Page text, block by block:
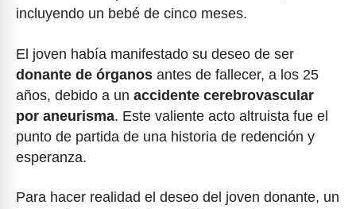
incluyendo un bebé de cinco meses.
El joven había manifestado su deseo de ser
donante de órganos antes de fallecer, a los 25
años, debido a un accidente cerebrovascular
por aneurisma. Este valiente acto altruista fue el
punto de partida de una historia de redención y
esperanza.
Para hacer realidad el deseo del joven donante, un